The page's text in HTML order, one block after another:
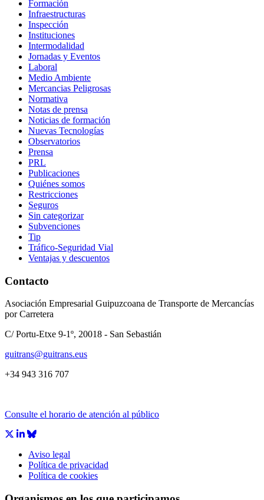
Formación
Infraestructuras
Inspección
Instituciones
Intermodalidad
Jornadas y Eventos
Laboral
Medio Ambiente
Mercancias Peligrosas
Normativa
Notas de prensa
Noticias de formación
Nuevas Tecnologías
Observatorios
Prensa
PRL
Publicaciones
Quiénes somos
Restricciones
Seguros
Sin categorizar
Subvenciones
Tip
Tráfico-Seguridad Vial
Ventajas y descuentos
Contacto
Asociación Empresarial Guipuzcoana de Transporte de Mercancías
por Carretera
C/ Portu-Etxe 9-1º, 20018 - San Sebastián
guitrans@guitrans.eus
+34 943 316 707
Consulte el horario de atención al público
Aviso legal
Política de privacidad
Política de cookies